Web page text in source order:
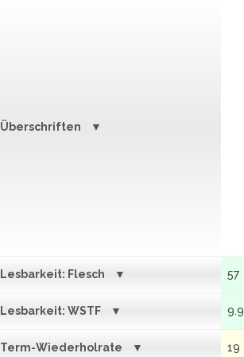
Überschriften
Lesbarkeit: Flesch 57
Lesbarkeit: WSTF 9.9
Term-Wiederholrate 19